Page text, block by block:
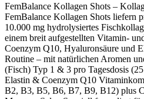
FemBalance Kollagen Shots –
FemBalance Kollagen Shots liefern
10.000 mg hydrolysiertes
einem breit aufgestellten Vitamin-
Coenzym Q10, Hyaluronsäure und
Routine – mit natürlichen Aromen
(Fisch) Typ 1 & 3 pro Tagesdosis
Elastin & Coenzym Q10
B2, B3, B5, B6, B7, B9, B12) plus